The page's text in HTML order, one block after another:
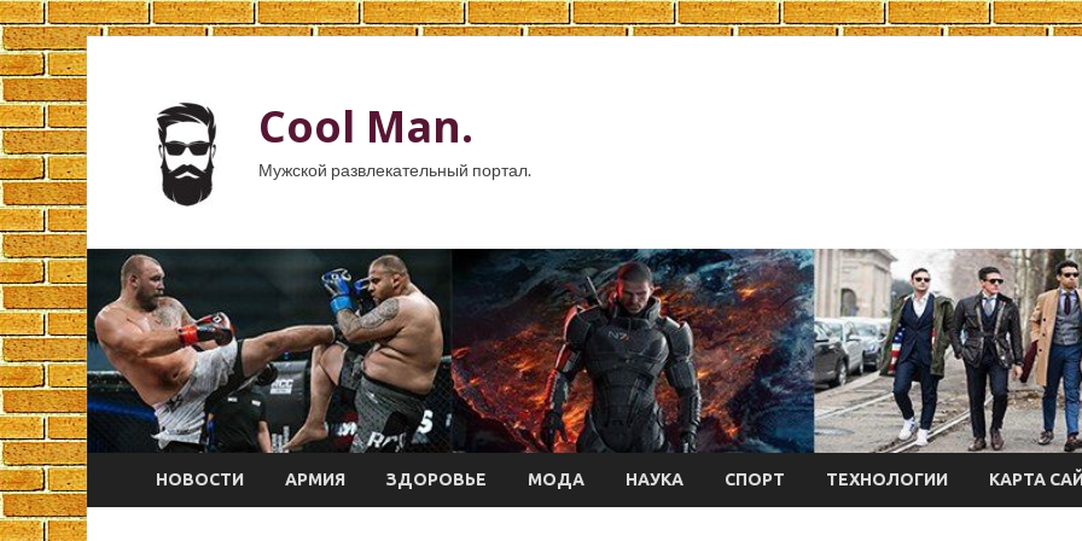
Cool Man.
Мужской развлекательный портал.
НОВОСТИ АРМИЯ ЗДОРОВЬЕ МОДА НАУКА СПОРТ ТЕХНОЛОГИИ КАРТА